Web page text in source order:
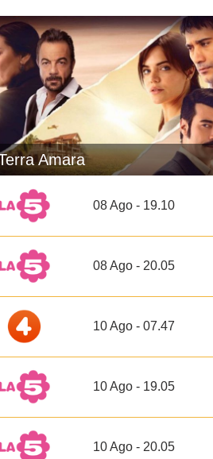
Amara
08 Ago - 19.10
08 Ago - 20.05
10 Ago - 07.47
10 Ago - 19.05
10 Ago - 20.05